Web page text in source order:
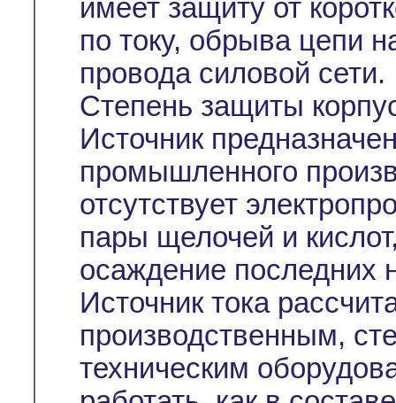
имеет защиту от
по току, обрыва цепи
провода силовой сети.
Степень защиты
Источник
промышленного
отсутствует
пары щелочей и
осаждение последних
Источник тока
производственным,
техническим